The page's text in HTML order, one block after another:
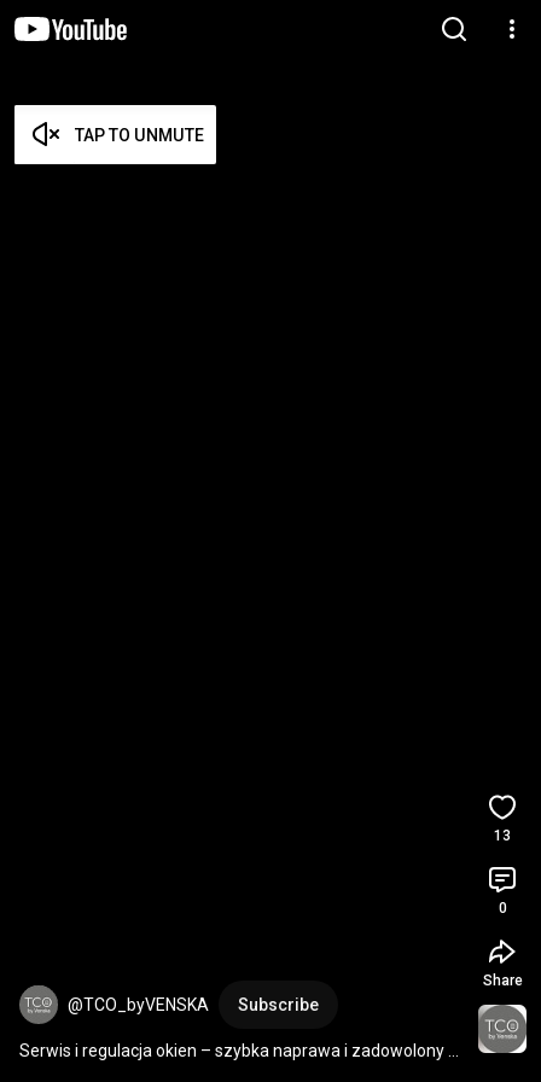
TAP TO UNMUTE
@TCO_byVENSKA Subscribe
Serwis i regulacja okien – szybka naprawa i zadowolony
13
0
Share